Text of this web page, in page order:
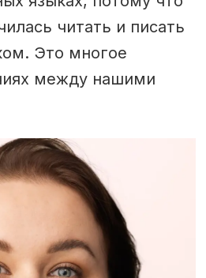
читать и писать
Это многое
между нашими